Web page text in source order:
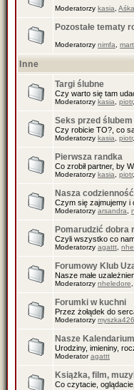
Moderatorzy kasia Aśka
Pozostałe tematy
Moderatorzy nimfa
Inne
Targi ślubne
Czy warto się tam
Moderatorzy kasia piotr,
Seks przed ślubem
Czy robicie TO?, co
Moderatorzy kasia piotr,
Pierwsza randka
Co zrobił partner, by
Moderatorzy kasia piotr,
Nasza codzienność
Czym się zajmujemy i
Moderatorzy arsandra
Pomarudzić dobra
Czyli wszystko co
Moderatorzy agattt
Forumowy Klub
Nasze małe
Moderatorzy nheledore
Forumki w kuchni
Przez żołądek do
Moderatorzy myszka426
Nasze Kalendarium
Urodziny, imieniny,
Moderatoragattt
Książka, film,
Co czytacie,